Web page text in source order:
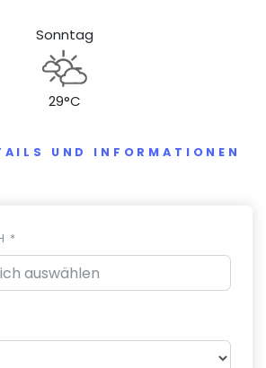
Sonntag
29°C
UND INFORMATIONEN
*